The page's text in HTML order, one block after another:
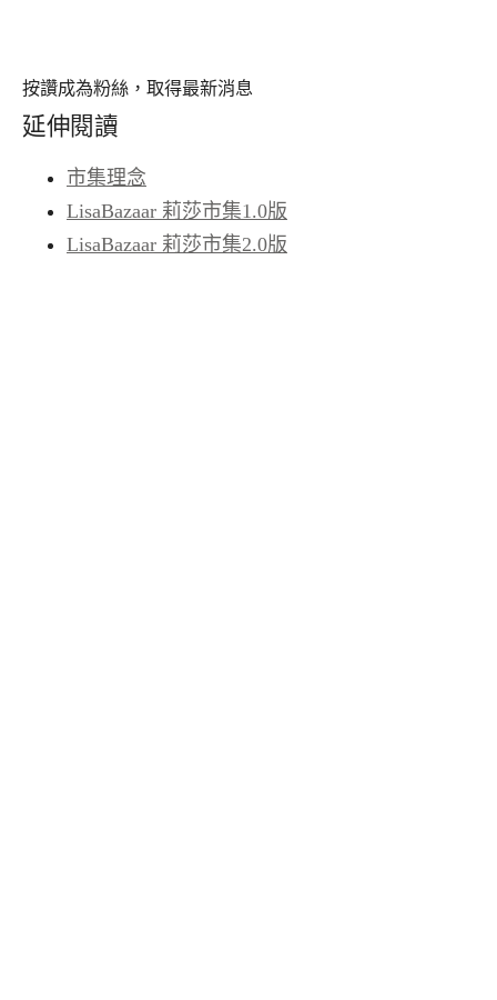
按讚成為粉絲，取得最新消息
延伸閱讀
市集理念
LisaBazaar 莉莎市集1.0版
LisaBazaar 莉莎市集2.0版